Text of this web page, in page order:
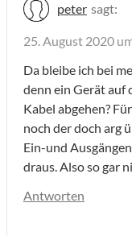
peter sagt:
25. August 2020
Da bleibe ich bei
denn ein Gerät auf
Kabel abgehen?
noch der doch arg
Ein-und
draus. Also so gar
Antworten